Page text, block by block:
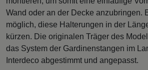
Wand oder an der Decke anzubringen.
möglich, diese Halterungen in der
kürzen. Die originalen Träger des
das System der Gardinenstangen im
Interdeco abgestimmt und angepasst.